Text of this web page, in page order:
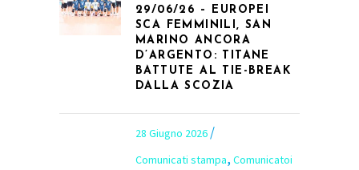
29/06/26 – EUROPEI
SCA FEMMINILI, SAN
MARINO ANCORA
D’ARGENTO: TITANE
BATTUTE AL TIE-BREAK
DALLA SCOZIA
28 Giugno 2026
Comunicati stampa, Comunicatoi